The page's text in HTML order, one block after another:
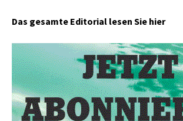
Das gesamte Editorial lesen Sie hier